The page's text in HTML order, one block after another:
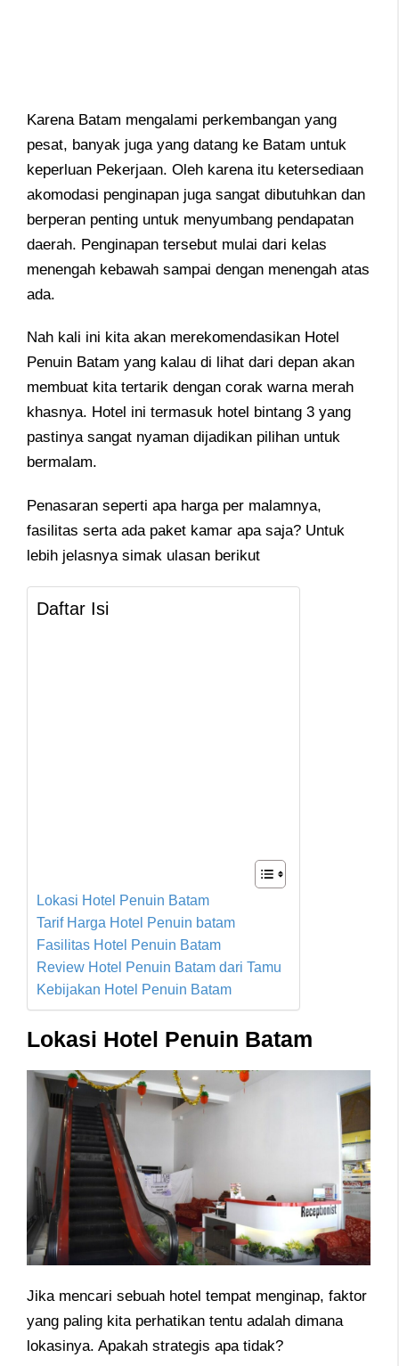
Karena Batam mengalami perkembangan yang
pesat, banyak juga yang datang ke Batam untuk
keperluan Pekerjaan. Oleh karena itu ketersediaan
akomodasi penginapan juga sangat dibutuhkan dan
berperan penting untuk menyumbang pendapatan
daerah. Penginapan tersebut mulai dari kelas
menengah kebawah sampai dengan menengah atas
ada.
Nah kali ini kita akan merekomendasikan Hotel
Penuin Batam yang kalau di lihat dari depan akan
membuat kita tertarik dengan corak warna merah
khasnya. Hotel ini termasuk hotel bintang 3 yang
pastinya sangat nyaman dijadikan pilihan untuk
bermalam.
Penasaran seperti apa harga per malamnya,
fasilitas serta ada paket kamar apa saja? Untuk
lebih jelasnya simak ulasan berikut
Daftar Isi
Lokasi Hotel Penuin Batam
Tarif Harga Hotel Penuin batam
Fasilitas Hotel Penuin Batam
Review Hotel Penuin Batam dari Tamu
Kebijakan Hotel Penuin Batam
Lokasi Hotel Penuin Batam
Jika mencari sebuah hotel tempat menginap, faktor
yang paling kita perhatikan tentu adalah dimana
lokasinya. Apakah strategis apa tidak?